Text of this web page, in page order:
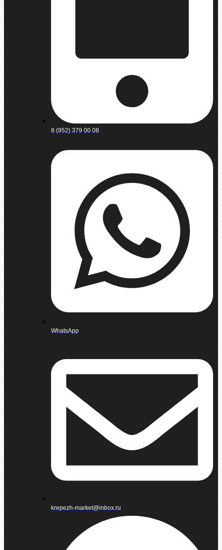
8 (952) 379 00 08
WhatsApp
krepezh-market@inbox.ru